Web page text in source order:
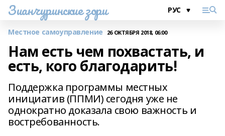
Зианчуринские зори
Местное самоуправление 26 ОКТЯБРЯ 2018, 06:00
Нам есть чем похвастать, и
есть, кого благодарить!
Поддержка программы местных
инициатив (ППМИ) сегодня уже не
однократно доказала свою важность и
востребованность.